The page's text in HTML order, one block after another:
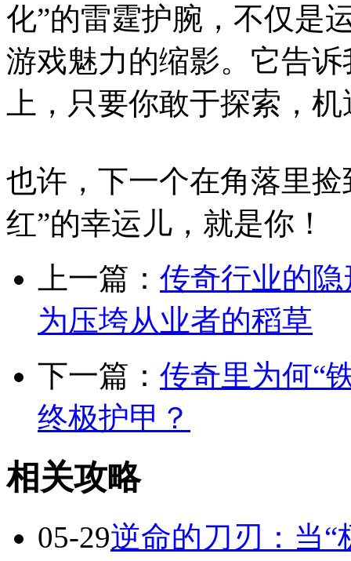
化”的雷霆护腕，不仅是
游戏魅力的缩影。它告
上，只要你敢于探索，
也许，下一个在角落里
红”的幸运儿，就是你！
上一篇： 传奇行业的
为压垮从业者的稻草
下一篇： 传奇里为何“
终极护甲？
相关攻略
05-29逆命的刀刃：当“